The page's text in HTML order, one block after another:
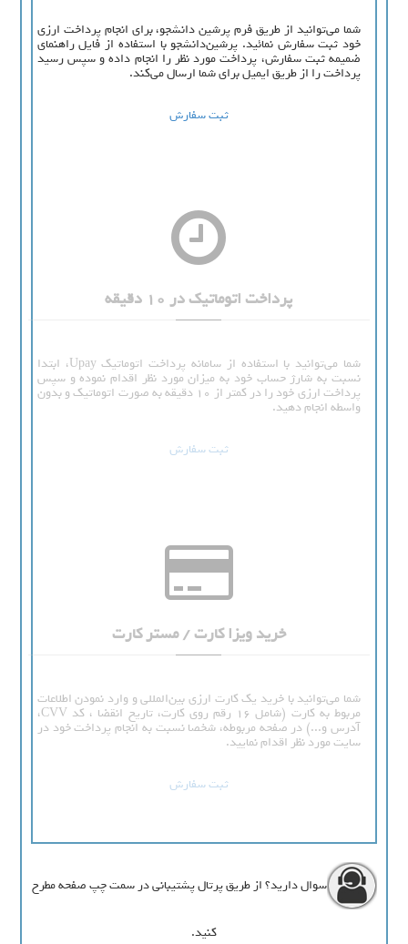
شما می‌توانید از طریق فرم پرشین دانشجو، برای انجام پرداخت ارزی
خود ثبت سفارش نمائید. پرشین‌دانشجو با استفاده از فایل راهنمای
ضمیمه ثبت سفارش، پرداخت مورد نظر را انجام داده و سپس رسید
پرداخت را از طریق ایمیل برای شما ارسال می‌کند.
ثبت سفارش
پرداخت اتوماتیک در 10 دقیقه
شما می‌توانید با استفاده از سامانه پرداخت اتوماتیک Upay، ابتدا
نسبت به شارژ حساب خود به میزان مورد نظر اقدام نموده و سپس
پرداخت ارزی خود را در کمتر از 10 دقیقه به صورت اتوماتیک و بدون
واسطه انجام دهید.
ثبت سفارش
خرید ویزا کارت / مستر کارت
شما می‌توانید با خرید یک کارت ارزی بین‌المللی و وارد نمودن اطلاعات
مربوط به کارت (شامل 16 رقم روی کارت، تاریخ انقضا ، کد CVV،
آدرس و...) در صفحه مربوطه، شخصا نسبت به انجام پرداخت خود در
سایت مورد نظر اقدام نمایید.
ثبت سفارش
سوال دارید؟ از طریق پرتال پشتیبانی در سمت چپ صفحه مطرح
کنید.